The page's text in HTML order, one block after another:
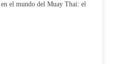
en el mundo del Muay Thai: el